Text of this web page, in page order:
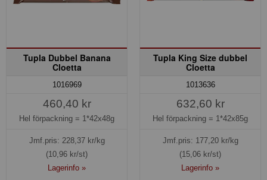
Tupla Dubbel Banana
Cloetta
1016969
460,40 kr
Hel förpackning = 1*42x48g
Jmf.pris: 228,37kr/kg
(10,96 kr/st)
Lagerinfo »
Tupla King Size dubbel
Cloetta
1013636
632,60 kr
Hel förpackning = 1*42x85g
Jmf.pris: 177,20kr/kg
(15,06 kr/st)
Lagerinfo »